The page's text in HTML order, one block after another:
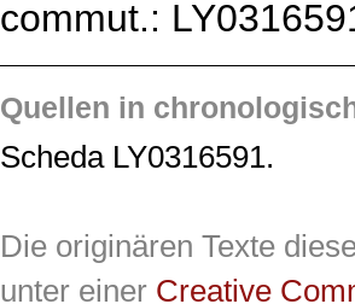
commut.:
Quellen in
Scheda LY0316591.
Die originären Texte
unter einer Creative